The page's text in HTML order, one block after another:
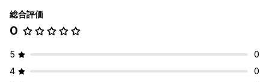
総合評価
0
5
0
4
0